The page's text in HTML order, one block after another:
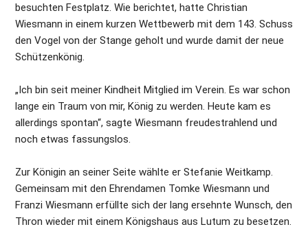
besuchten Festplatz. Wie berichtet, hatte Christian
Wiesmann in einem kurzen Wettbewerb mit dem 143. Schuss
den Vogel von der Stange geholt und wurde damit der neue
Schützenkönig.
„Ich bin seit meiner Kindheit Mitglied im Verein. Es war schon
lange ein Traum von mir, König zu werden. Heute kam es
allerdings spontan“, sagte Wiesmann freudestrahlend und
noch etwas fassungslos.
Zur Königin an seiner Seite wählte er Stefanie Weitkamp.
Gemeinsam mit den Ehrendamen Tomke Wiesmann und
Franzi Wiesmann erfüllte sich der lang ersehnte Wunsch, den
Thron wieder mit einem Königshaus aus Lutum zu besetzen.